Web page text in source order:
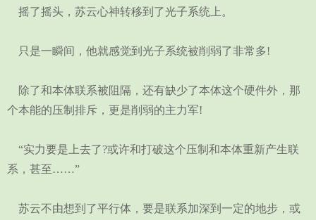
摇了摇头，苏云心神转移到了光子系统上。
只是一瞬间，他就感觉到光子系统被削弱了非常多!
除了和本体联系被阻隔，还有缺少了本体这个硬件外，那
个本能的压制排斥，更是削弱的主力军!
“实力要是上去了?或许和打破这个压制和本体重新产生联
系，甚至……”
苏云不由想到了平行体，要是联系加深到一定的地步，或